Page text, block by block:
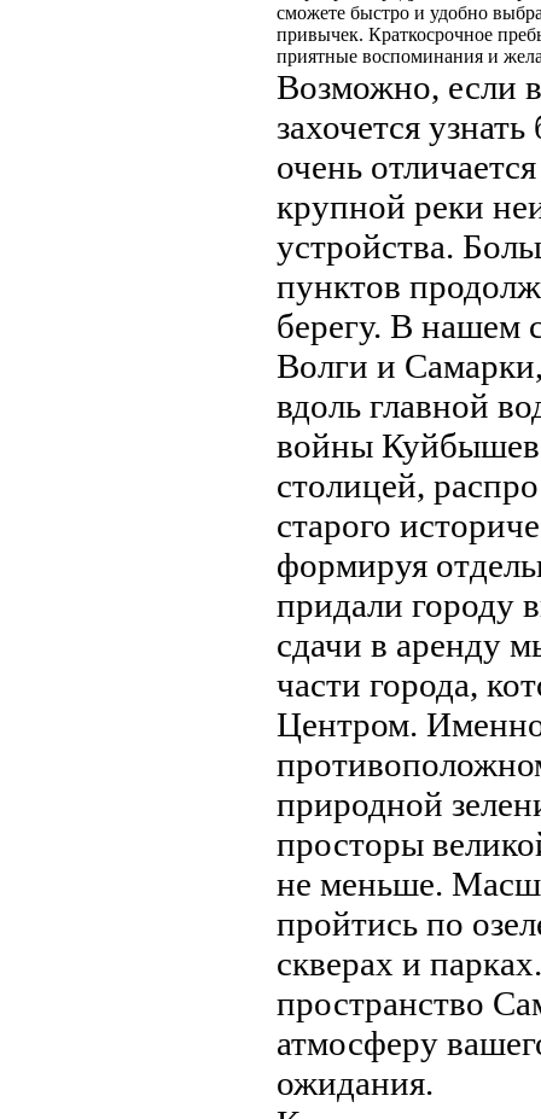
сможете быстро и удобно
привычек. Краткосрочное
приятные воспоминания и
Возможно, если
захочется
очень
крупной реки
устройства.
пунктов
берегу. В нашем
Волги и
вдоль главной
войны
столицей,
старого
формируя
придали городу
сдачи в аренду
части города,
Центром.
природной
просторы
не меньше.
пройтись по
скверах и
пространство
атмосферу
ожидания.